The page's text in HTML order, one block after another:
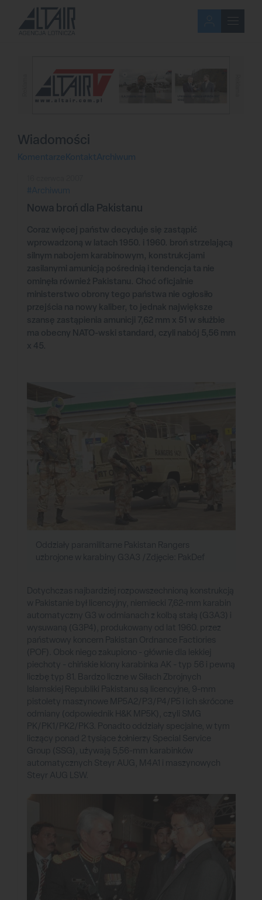
Wiadomości
KomentarzeKontaktArchiwum
#Archiwum
Nowa broń dla Pakistanu
Coraz więcej państw decyduje się zastąpić
wprowadzoną w latach 1950. i 1960. broń strzelającą
silnym nabojem karabinowym, konstrukcjami
zasilanymi amunicją pośrednią i tendencja ta nie
ominęła również Pakistanu. Choć oficjalnie
ministerstwo obrony tego państwa nie ogłosiło
przejścia na nowy kaliber, to jednak największe
szansę zastąpienia amunicji 7,62 mm x 51 w służbie
ma obecny NATO-wski standard, czyli nabój 5,56 mm
x 45.
Dotychczas najbardziej rozpowszechnioną konstrukcją
w Pakistanie był licencyjny, niemiecki 7,62-mm karabin
automatyczny G3 w odmianach z kolbą stałą (G3A3) i
wysuwaną (G3P4), produkowany od lat 1960. przez
państwowy koncern Pakistan Ordnance Factiories
(POF). Obok niego zakupiono - głównie dla lekkiej
piechoty - chińskie klony karabinka AK - typ 56 i pewną
liczbę typ 81. Bardzo liczne w Siłach Zbrojnych
Islamskiej Republiki Pakistanu są licencyjne, 9-mm
pistolety maszynowe MP5A2/P3/P4/P5 i ich skrócone
odmiany (odpowiednik H&K MP5K), czyli SMG
PK/PK1/PK2/PK3. Ponadto oddziały specjalne, w tym
liczący ponad 2 tysiące żołnierzy Special Service
Group (SSG), używają 5,56-mm karabinków
automatycznych Steyr AUG, M4A1 i maszynowych
Steyr AUG LSW.